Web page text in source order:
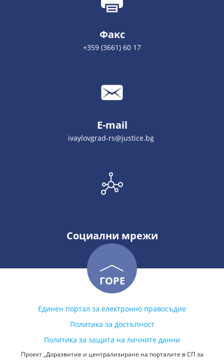
Факс
+359 (3661) 60 17
E-mail
ivaylovgrad-rs@justice.bg
Социални мрежи
ГОРЕ
Единен портал за електронно правосъдие
Политика за достъпност
Политика за защита на личните данни
Проект „Доразвитие и централизиране на порталите в СП за